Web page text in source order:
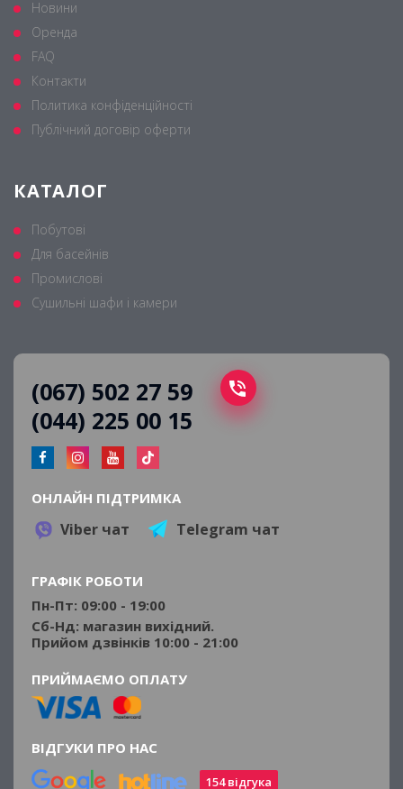
Новини
Оренда
FAQ
Контакти
Политика конфіденційності
Публічний договір оферти
КАТАЛОГ
Побутові
Для басейнів
Промислові
Сушильні шафи і камери
(067) 502 27 59
(044) 225 00 15
ОНЛАЙН ПІДТРИМКА
Viber чат Telegram чат
ГРАФІК РОБОТИ
Пн-Пт: 09:00 - 19:00
Сб-Нд: магазин вихідний.
Прийом дзвінків 10:00 - 21:00
ПРИЙМАЄМО ОПЛАТУ
ВІДГУКИ ПРО НАС
154 відгука